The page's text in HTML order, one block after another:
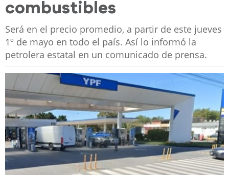
combustibles
Será en el precio promedio, a partir de este jueves
1º de mayo en todo el país. Así lo informó la
petrolera estatal en un comunicado de prensa.